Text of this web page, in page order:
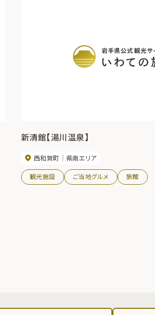
新清館【湯川温泉】
西和賀町 県南エリア
観光施設 ご当地グルメ 旅館